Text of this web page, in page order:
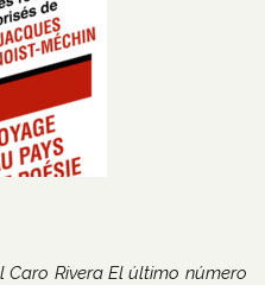
Caro Rivera El último número